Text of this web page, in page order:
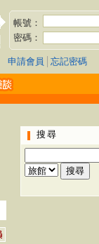
帳號：
密碼：
申請會員 忘記密碼
搜尋